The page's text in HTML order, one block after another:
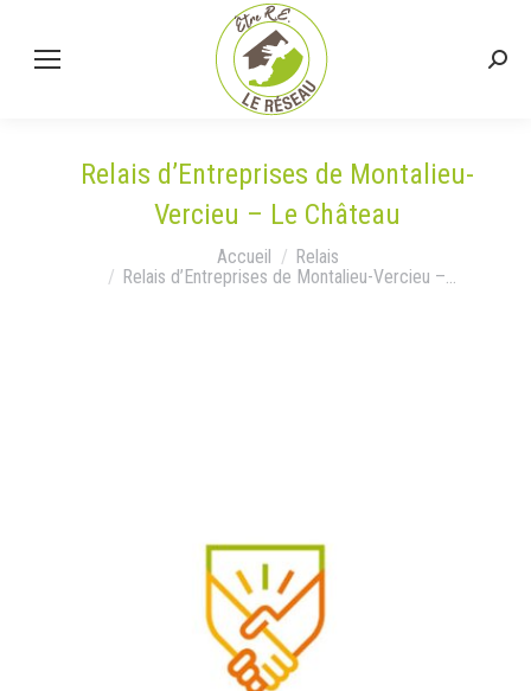
Relais d’Entreprises de Montalieu-
Vercieu – Le Château
Accueil
Relais
Relais d’Entreprises de Montalieu-Vercieu –…